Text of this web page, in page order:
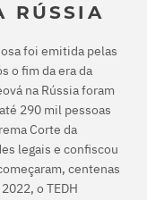
RÚSSIA
foi emitida pelas
o fim da era da
na Rússia foram
290 mil pessoas
Corte da
legais e confiscou
centenas
o TEDH